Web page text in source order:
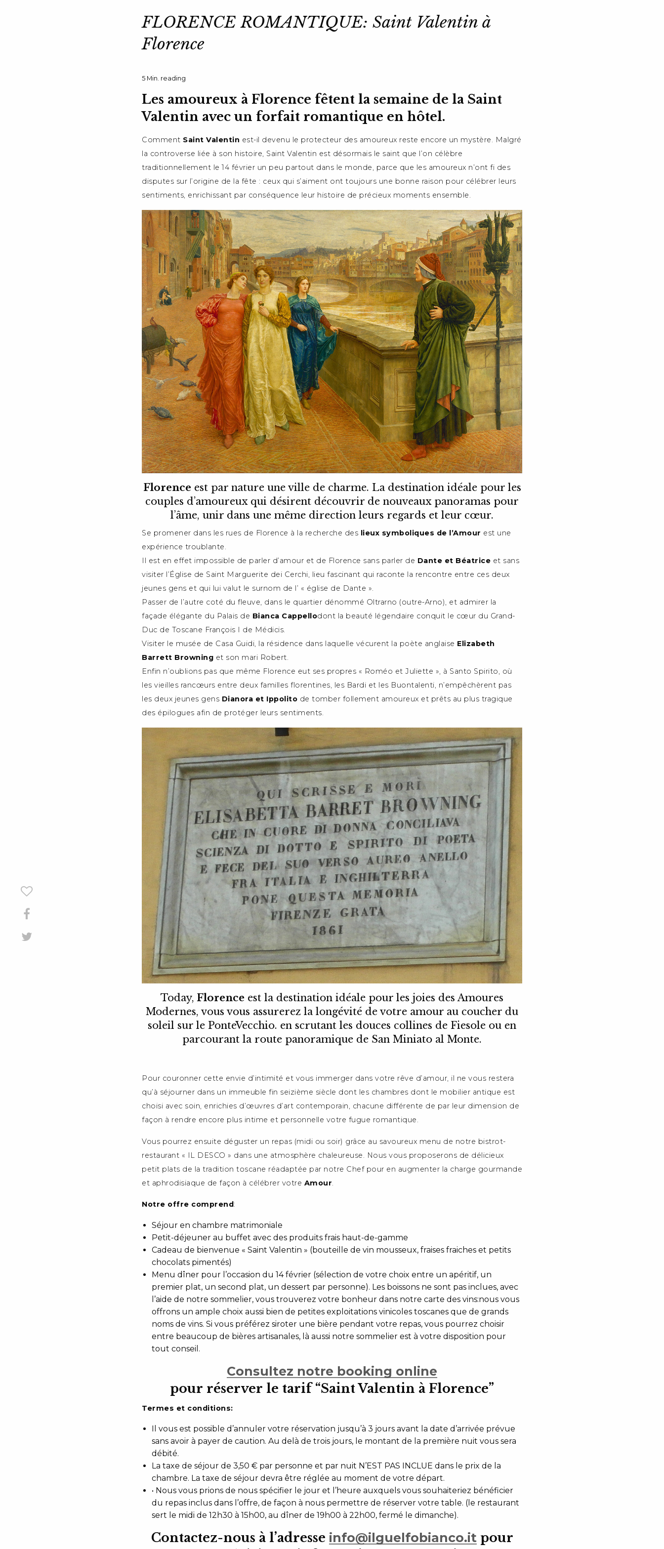
FLORENCE ROMANTIQUE: Saint Valentin à
Florence
5 Min. reading
Les amoureux à Florence fêtent la semaine de la Saint
Valentin avec un forfait romantique en hôtel.
Comment Saint Valentin est-il devenu le protecteur des amoureux reste encore un mystère. Malgré
la controverse liée à son histoire, Saint Valentin est désormais le saint que l’on célèbre
traditionnellement le 14 février un peu partout dans le monde, parce que les amoureux n’ont fi des
disputes sur l’origine de la fête : ceux qui s’aiment ont toujours une bonne raison pour célébrer leurs
sentiments, enrichissant par conséquence leur histoire de précieux moments ensemble.
Florenceest par nature une ville de charme. La destination idéale pour les
couples d’amoureux qui désirent découvrir de nouveaux panoramas pour
l’âme, unir dans une même direction leurs regards et leur cœur.
Se promener dans les rues de Florence à la recherche des lieux symboliques de l’Amour est une
expérience troublante.
Il est en effet impossible de parler d’amour et de Florence sans parler de Dante et Béatrice et sans
visiter l’Église de Saint Marguerite dei Cerchi, lieu fascinant qui raconte la rencontre entre ces deux
jeunes gens et qui lui valut le surnom de l’ « église de Dante ».
Passer de l’autre coté du fleuve, dans le quartier dénommé Oltrarno (outre-Arno), et admirer la
façade élégante du Palais de Bianca Cappellodont la beauté légendaire conquit le cœur du Grand-
Duc de Toscane François I de Médicis.
Visiter le musée de Casa Guidi, la résidence dans laquelle vécurent la poète anglaise Elizabeth
Barrett Browning et son mari Robert.
Enfin n’oublions pas que même Florence eut ses propres « Roméo et Juliette », à Santo Spirito, où
les vieilles rancœurs entre deux familles florentines, les Bardi et les Buontalenti, n’empêchèrent pas
les deux jeunes gens Dianora et Ippolito de tomber follement amoureux et prêts au plus tragique
des épilogues afin de protéger leurs sentiments.
Today, Florence est la destination idéale pour les joies des Amoures
Modernes, vous vous assurerez la longévité de votre amour au coucher du
soleil sur le PonteVecchio. en scrutant les douces collines de Fiesole ou en
parcourant la route panoramique de San Miniato al Monte.
Pour couronner cette envie d’intimité et vous immerger dans votre rêve d’amour, il ne vous restera
qu’à séjourner dans un immeuble fin seizième siècle dont les chambres dont le mobilier antique est
choisi avec soin, enrichies d’œuvres d’art contemporain, chacune différente de par leur dimension de
façon à rendre encore plus intime et personnelle votre fugue romantique.
Vous pourrez ensuite déguster un repas (midi ou soir) grâce au savoureux menu de notre bistrot-
restaurant « IL DESCO » dans une atmosphère chaleureuse. Nous vous proposerons de délicieux
petit plats de la tradition toscane réadaptée par notre Chef pour en augmenter la charge gourmande
et aphrodisiaque de façon à célébrer votre Amour.
Notre offre comprend:
Séjour en chambre matrimoniale
Petit-déjeuner au buffet avec des produits frais haut-de-gamme
Cadeau de bienvenue « Saint Valentin » (bouteille de vin mousseux, fraises fraiches et petits
chocolats pimentés)
Menu dîner pour l’occasion du 14 février (sélection de votre choix entre un apéritif, un
premier plat, un second plat, un dessert par personne). Les boissons ne sont pas inclues, avec
l’aide de notre sommelier, vous trouverez votre bonheur dans notre carte des vins:nous vous
offrons un ample choix aussi bien de petites exploitations vinicoles toscanes que de grands
noms de vins. Si vous préférez siroter une bière pendant votre repas, vous pourrez choisir
entre beaucoup de bières artisanales, là aussi notre sommelier est à votre disposition pour
tout conseil.
Consultez notre booking online
pour réserver le tarif “Saint Valentin à Florence”
Termes et conditions:
Il vous est possible d’annuler votre réservation jusqu’à 3 jours avant la date d’arrivée prévue
sans avoir à payer de caution. Au delà de trois jours, le montant de la première nuit vous sera
débité.
La taxe de séjour de 3,50 € par personne et par nuit N’EST PAS INCLUE dans le prix de la
chambre. La taxe de séjour devra être réglée au moment de votre départ.
• Nous vous prions de nous spécifier le jour et l’heure auxquels vous souhaiteriez bénéficier
du repas inclus dans l’offre, de façon à nous permettre de réserver votre table. (le restaurant
sert le midi de 12h30 à 15h00, au dîner de 19h00 à 22h00, fermé le dimanche).
Contactez-nous à l’adresse info@ilguelfobianco.itpour